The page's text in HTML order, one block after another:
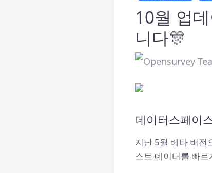
10월 업
니다🎊
데이터스페이
지난 5월 베타 버전
스트 데이터를 빠